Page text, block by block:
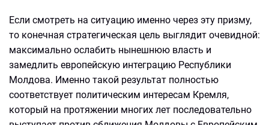
Если смотреть на ситуацию именно через эту призму,
то конечная стратегическая цель выглядит очевидной:
максимально ослабить нынешнюю власть и
замедлить европейскую интеграцию Республики
Молдова. Именно такой результат полностью
соответствует политическим интересам Кремля,
который на протяжении многих лет последовательно